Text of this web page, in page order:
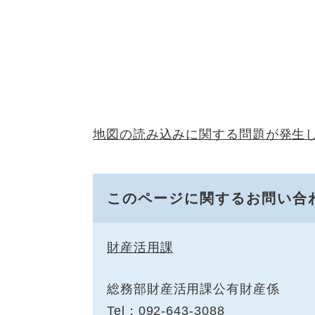
地図の読み込みに関する問題が発生
このページに関するお問い合
財産活用課
総務部財産活用課公有財産係
Tel：092-643-3088